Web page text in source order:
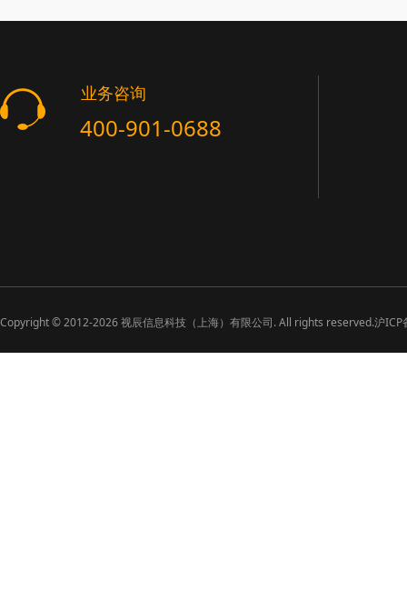
业务咨询
400-901-0688
Copyright ©2012-2026视辰信息科技（上海）有限公司. All rights reserved.沪ICP